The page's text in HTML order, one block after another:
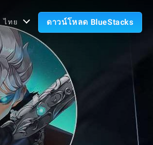
ไทย ดาวน์โหลด BlueStacks